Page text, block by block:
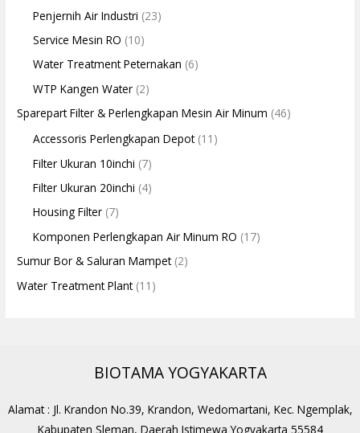
Penjernih Air Industri (23)
Service Mesin RO (10)
Water Treatment Peternakan (6)
WTP Kangen Water (2)
Sparepart Filter & Perlengkapan Mesin Air Minum (46)
Accessoris Perlengkapan Depot(11)
Filter Ukuran 10inchi (7)
Filter Ukuran 20inchi (4)
Housing Filter (7)
Komponen Perlengkapan Air Minum RO (17)
Sumur Bor & Saluran Mampet(2)
Water Treatment Plant(11)
BIOTAMA YOGYAKARTA
Alamat : Jl. Krandon No.39, Krandon, Wedomartani, Kec. Ngemplak,
Kabupaten Sleman, Daerah Istimewa Yogyakarta 55584